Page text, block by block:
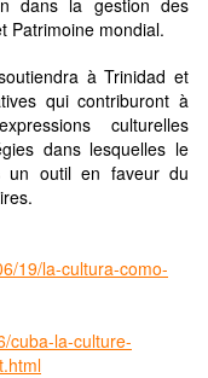
dans la gestion des
Patrimoine mondial.
à Trinidad et
qui contriburont à
culturelles
dans lesquelles le
un outil en faveur du
19/la-cultura-como-
cuba-la-culture-